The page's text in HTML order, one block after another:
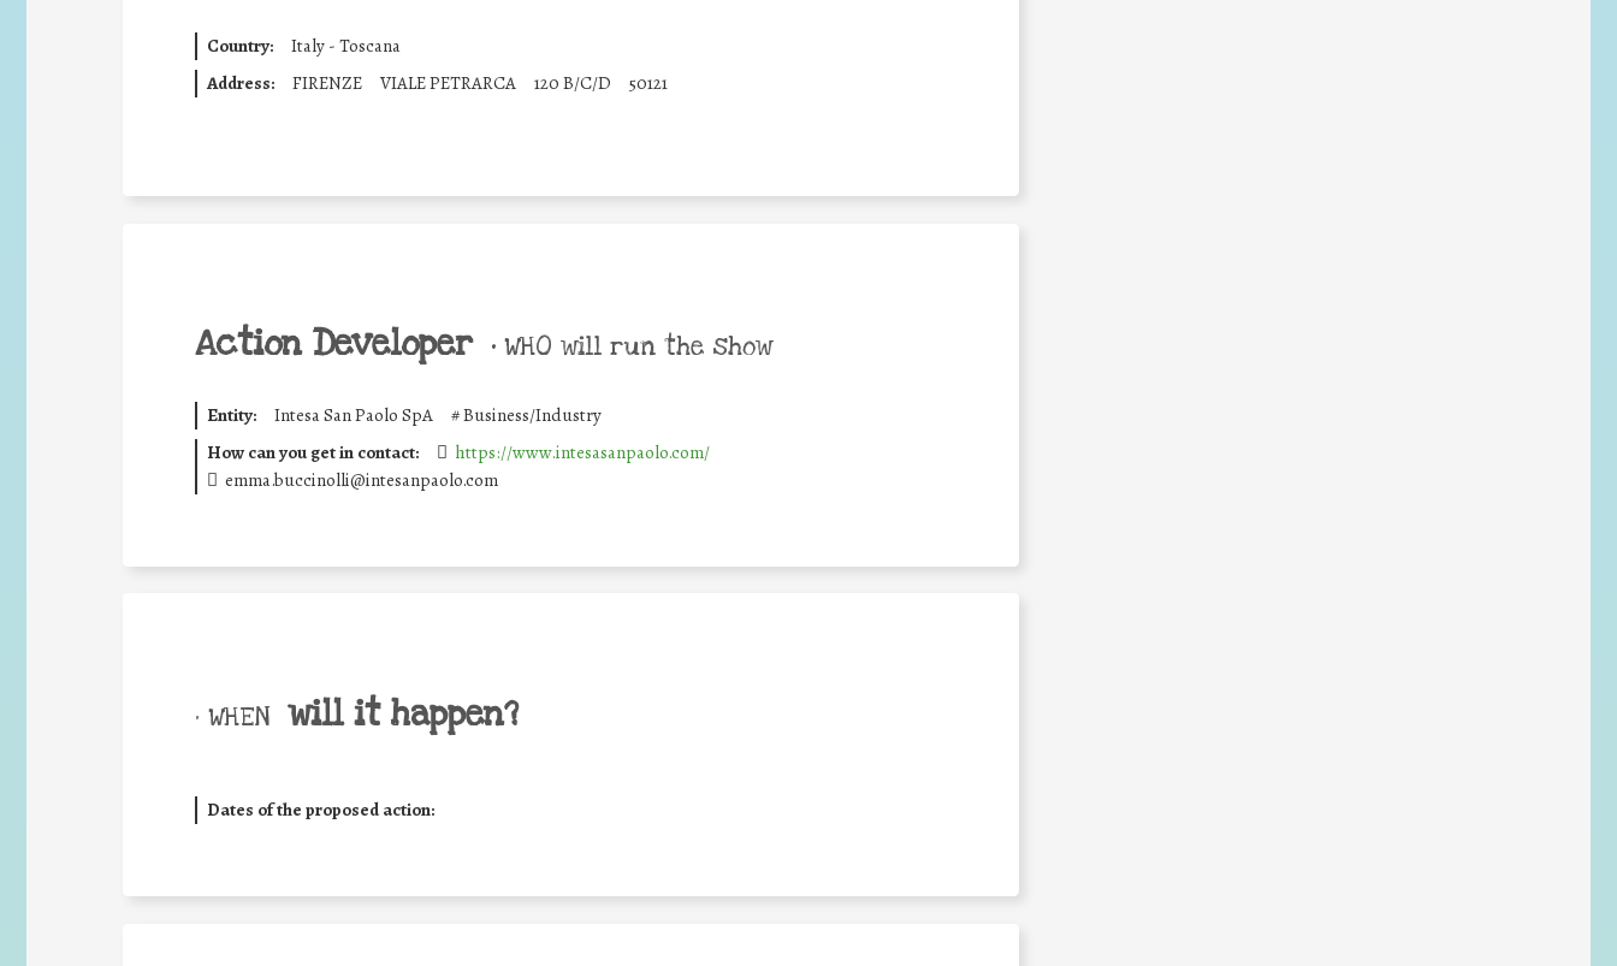
Country:
Italy - Toscana
Address:
FIRENZE VIALE PETRARCA 120 B/C/D 50121
Action Developer • WHO will run the show
Entity: Intesa San Paolo SpA #Business/Industry
How can you get in contact:
https://www.intesasanpaolo.com/
emma.buccinolli@intesanpaolo.com
• WHEN will it happen?
Dates of the proposed action: